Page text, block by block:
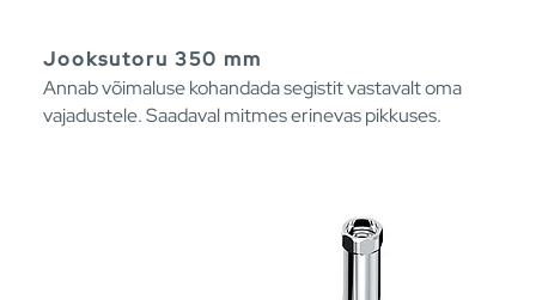
Jooksutoru 350 mm
Annab võimaluse kohandada segistit vastavalt oma
vajadustele. Saadaval mitmes erinevas pikkuses.